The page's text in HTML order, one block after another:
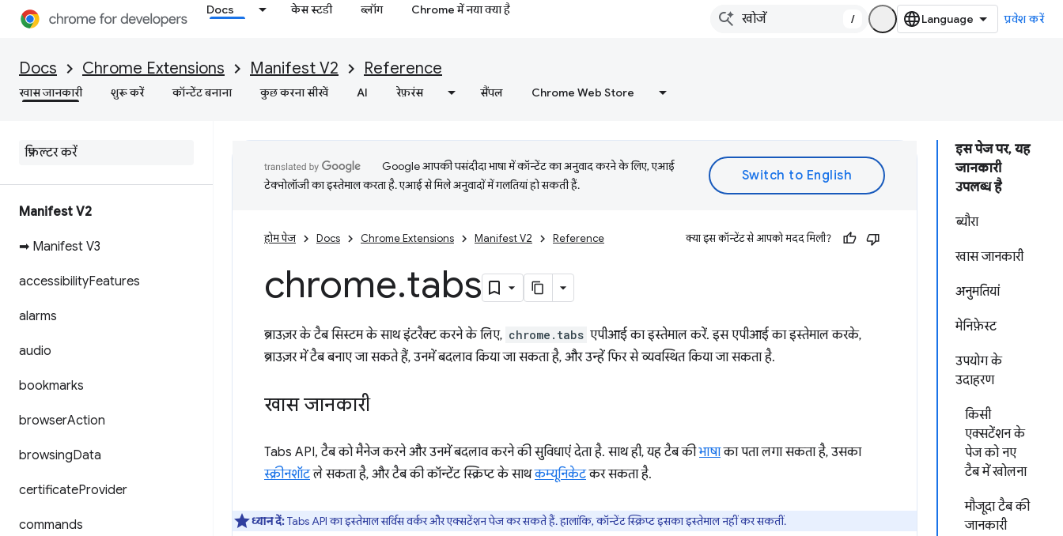
Docs केस स्टडी ब्लॉग Chrome में नया क्या है
/ प्रवेश करें
Docs Chrome Extensions Manifest V2 Reference
खास जानकारी शुरू करें कॉन्टेंट बनाना कुछ करना सीखें AI रेफ़रंस सैंपल Chrome Web Store
Manifest V2
➡ Manifest V3
accessibilityFeatures
alarms
audio
bookmarks
browserAction
browsingData
certificateProvider
commands
इस पेज पर, यह
जानकारी
उपलब्ध है
ब्यौरा
खास जानकारी
अनुमतियां
मेनिफ़ेस्ट
उपयोग के
उदाहरण
किसी
एक्सटेंशन के
पेज को नए
टैब में खोलना
मौजूदा टैब की
जानकारी
Google आपकी पसंदीदा भाषा में कॉन्टेंट का अनुवाद करने के लिए, एआई
टेक्नोलॉजी का इस्तेमाल करता है. एआई से मिले अनुवादों में गलतियां हो सकती हैं.
होम पेज Docs Chrome Extensions Manifest V2 Reference क्या इस कॉन्टेंट से आपको मदद मिली?
chrome.tabs
ब्राउज़र के टैब सिस्टम के साथ इंटरैक्ट करने के लिए, chrome.tabs एपीआई का इस्तेमाल करें. इस एपीआई का इस्तेमाल करके,
ब्राउज़र में टैब बनाए जा सकते हैं, उनमें बदलाव किया जा सकता है, और उन्हें फिर से व्यवस्थित किया जा सकता है.
खास जानकारी
Tabs API, टैब को मैनेज करने और उनमें बदलाव करने की सुविधाएं देता है. साथ ही, यह टैब कीभाषाका पता लगा सकता है, उसका
स्क्रीनशॉटले सकता है, और टैब की कॉन्टेंट स्क्रिप्ट के साथकम्यूनिकेटकर सकता है.
ध्यान दें:Tabs API का इस्तेमाल सर्विस वर्कर और एक्सटेंशन पेज कर सकते हैं. हालांकि, कॉन्टेंट स्क्रिप्ट इसका इस्तेमाल नहीं कर सकतीं.